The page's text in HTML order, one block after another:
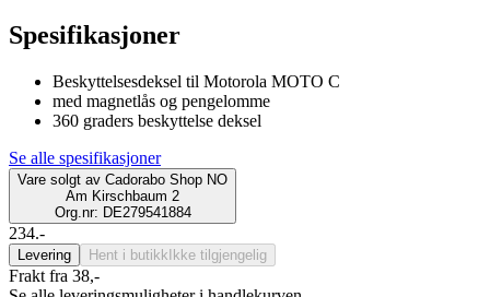
Spesifikasjoner
Beskyttelsesdeksel til Motorola MOTO C
med magnetlås og pengelomme
360 graders beskyttelse deksel
Se alle spesifikasjoner
Vare solgt av Cadorabo Shop NO
Am Kirschbaum 2
Org.nr: DE279541884
234.-
Levering Hent i butikk Ikke tilgjengelig
Frakt fra 38,-